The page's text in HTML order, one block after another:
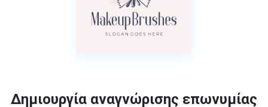
Δημιουργία αναγνώρισης επωνυμίας